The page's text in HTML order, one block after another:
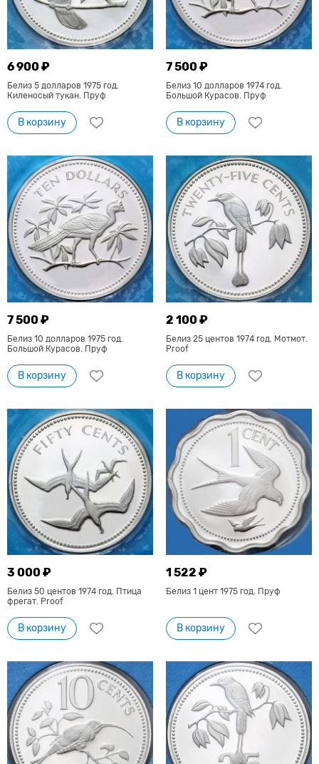
6 900 ₽
Белиз 5 долларов 1975 год.
Киленосый тукан. Пруф
В корзину
7 500 ₽
Белиз 10 долларов 1974 год.
Большой Курасов. Пруф
В корзину
7 500 ₽
Белиз 10 долларов 1975 год.
Большой Курасов. Пруф
В корзину
2 100 ₽
Белиз 25 центов 1974 год. Мотмот.
Proof
В корзину
3 000 ₽
Белиз 50 центов 1974 год. Птица
фрегат. Proof
В корзину
1 522 ₽
Белиз 1 цент 1975 год. Пруф
В корзину